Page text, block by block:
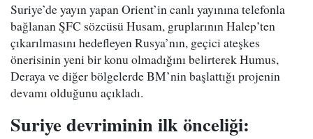
Suriye’de yayın yapan Orient’in canlı yayınına telefonla
bağlanan ŞFC sözcüsü Husam, gruplarının Halep’ten
çıkarılmasını hedefleyen Rusya’nın, geçici ateşkes
önerisinin yeni bir konu olmadığını belirterek Humus,
Deraya ve diğer bölgelerde BM’nin başlattığı projenin
devamı olduğunu açıkladı.
Suriye devriminin ilk önceliği: